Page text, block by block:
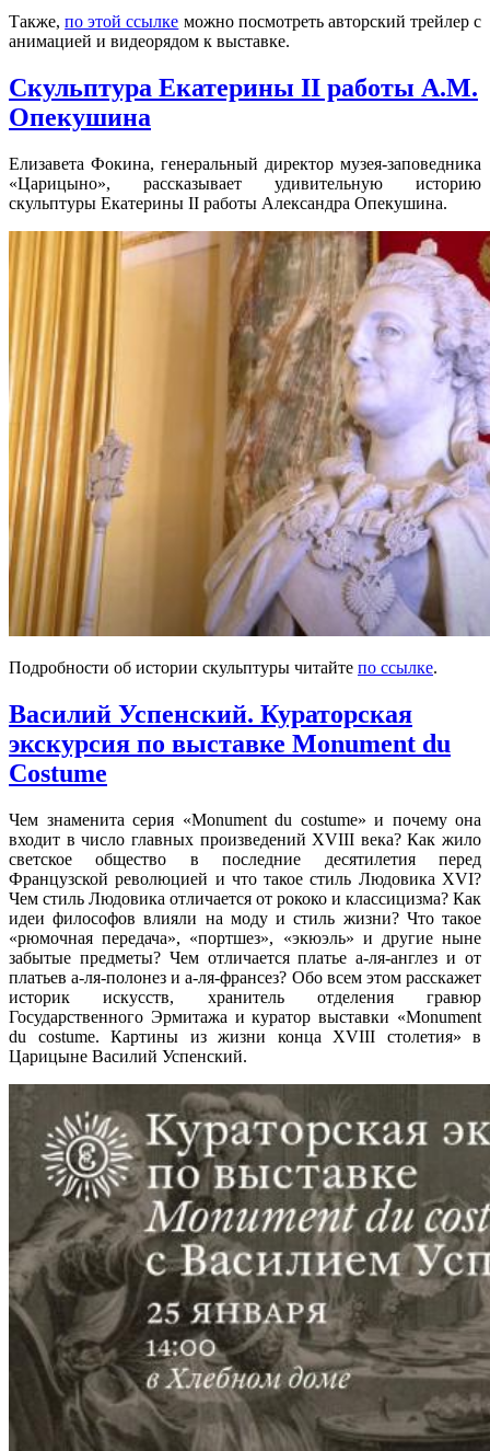
Также,по этой ссылке можно посмотреть авторский трейлер с
анимацией и видеорядом к выставке.
Скульптура Екатерины II работы А.М.
Опекушина
Елизавета Фокина, генеральный директор музея-заповедника
«Царицыно», рассказывает удивительную историю
скульптуры Екатерины II работы Александра Опекушина.
Подробности об истории скульптуры читайте по ссылке.
Василий Успенский. Кураторская
экскурсия по выставке Monument du
Costume
Чем знаменита серия «Monument du costume» и почему она
входит в число главных произведений XVIII века? Как жило
светское общество в последние десятилетия перед
Французской революцией и что такое стиль Людовика XVI?
Чем стиль Людовика отличается от рококо и классицизма? Как
идеи философов влияли на моду и стиль жизни? Что такое
«рюмочная передача», «портшез», «экюэль» и другие ныне
забытые предметы? Чем отличается платье а-ля-англез и от
платьев а-ля-полонез и а-ля-франсез? Обо всем этом расскажет
историк искусств, хранитель отделения гравюр
Государственного Эрмитажа и куратор выставки «Monument
du costume. Картины из жизни конца XVIII столетия» в
Царицыне Василий Успенский.